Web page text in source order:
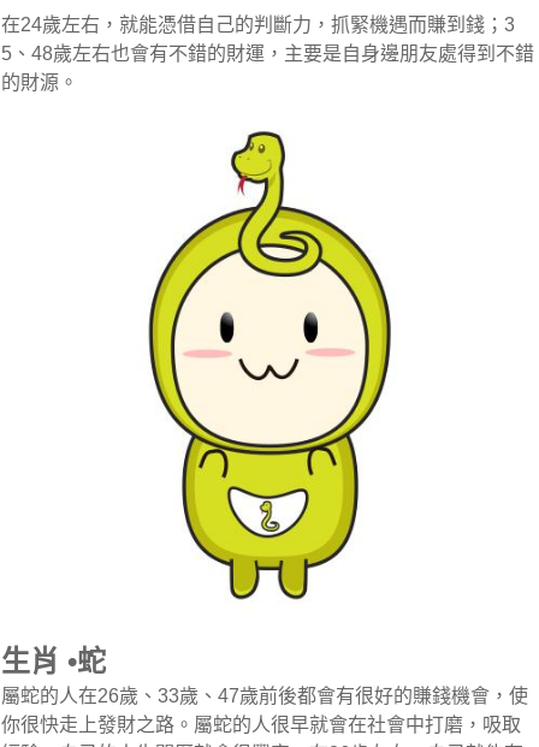
在24歲左右，就能憑借自己的判斷力，抓緊機遇而賺到錢；3
5、48歲左右也會有不錯的財運，主要是自身邊朋友處得到不錯
的財源。
生肖 •蛇
屬蛇的人在26歲、33歲、47歲前後都會有很好的賺錢機會，使
你很快走上發財之路。屬蛇的人很早就會在社會中打磨，吸取